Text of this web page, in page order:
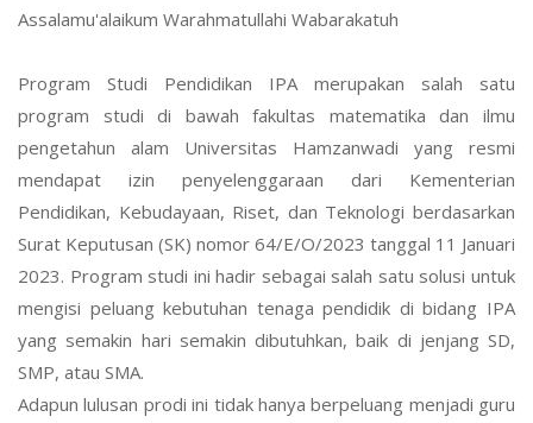
Assalamu'alaikum Warahmatullahi Wabarakatuh
Program Studi Pendidikan IPA merupakan salah satu
program studi di bawah fakultas matematika dan ilmu
pengetahun alam Universitas Hamzanwadi yang resmi
mendapat izin penyelenggaraan dari Kementerian
Pendidikan, Kebudayaan, Riset, dan Teknologi berdasarkan
Surat Keputusan (SK) nomor 64/E/O/2023 tanggal 11 Januari
2023. Program studi ini hadir sebagai salah satu solusi untuk
mengisi peluang kebutuhan tenaga pendidik di bidang IPA
yang semakin hari semakin dibutuhkan, baik di jenjang SD,
SMP, atau SMA.
Adapun lulusan prodi ini tidak hanya berpeluang menjadi guru